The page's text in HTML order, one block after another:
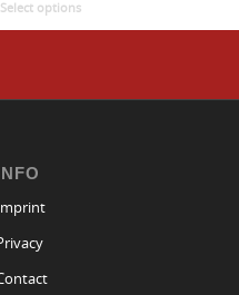
options
Imprint